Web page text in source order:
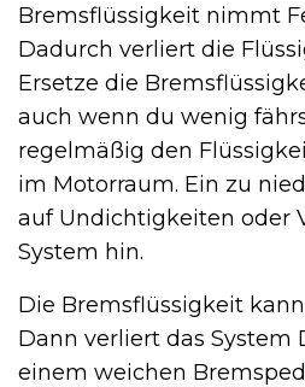
Bremsflüssigkeit nimmt
Dadurch verliert die
Ersetze die
auch wenn du wenig
regelmäßig den
im Motorraum. Ein zu
auf Undichtigkeiten oder
System hin.
Die Bremsflüssigkeit
Dann verliert das System
einem weichen